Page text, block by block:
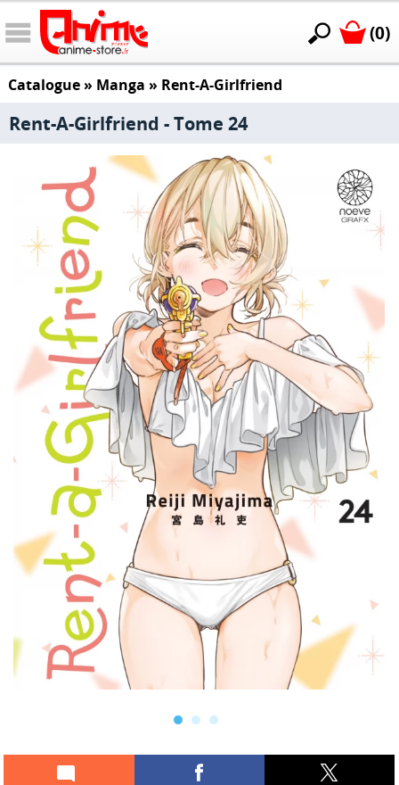
(0)
Catalogue» Manga » Rent-A-Girlfriend
Rent-A-Girlfriend - Tome 24